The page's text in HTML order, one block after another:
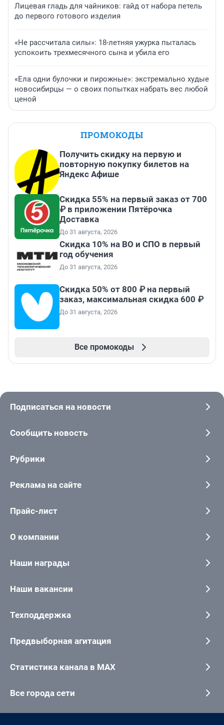
Лицевая гладь для чайников: гайд от набора петель
до первого готового изделия
«Не рассчитала силы»: 18-летняя ужурка пыталась
успокоить трехмесячного сына и убила его
«Ела одни булочки и пирожные»: экстремально худые
новосибирцы — о своих попытках набрать вес любой
ценой
ПРОМОКОДЫ
Получить скидку на первую и
повторную покупку билетов на
Яндекс Афише
Скидка 55% на первый заказ от 700
₽ в приложении Пятёрочка
Доставка
До 31 августа, 2026
Скидка 10% на ВО и СПО в первый
год обучения
До 31 августа, 2026
Скидка 50% от 800 ₽ на первый
заказ, максимальная скидка 600 ₽
До 31 августа, 2026
Все промокоды
Подписаться на новости
Сообщить новость
Рубрики
Реклама на сайте
Прайс-лист
О компании
Наши награды
Наши вакансии
Техподдержка
Предвыборная агитация
Статистика канала в MAX
Все города сети